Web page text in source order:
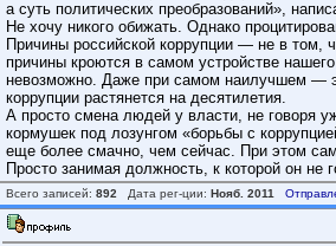
а суть политических преобразований»,
Не хочу никого обижать. Однако
Причины российской коррупции — не в том,
причины кроются в самом устройстве
невозможно. Даже при самом наилучшем —
коррупции растянется на десятилетия.
А просто смена людей у власти, не говоря
кормушек под лозунгом «борьбы с
еще более смачно, чем сейчас. При этом
Просто занимая должность, к которой он не
Всего записей: 892 Дата рег-ции: Нояб. 2011